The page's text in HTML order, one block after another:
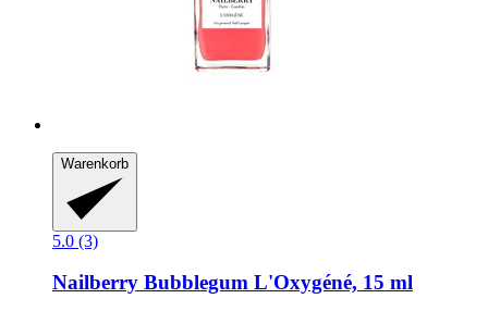
Warenkorb
5.0 (3)
Nailberry Bubblegum L'Oxygéné, 15 ml